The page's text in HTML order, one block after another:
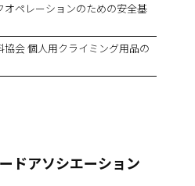
オペレーションのための安全基
協会 個人用クライミング用品の
ドアソシエーション